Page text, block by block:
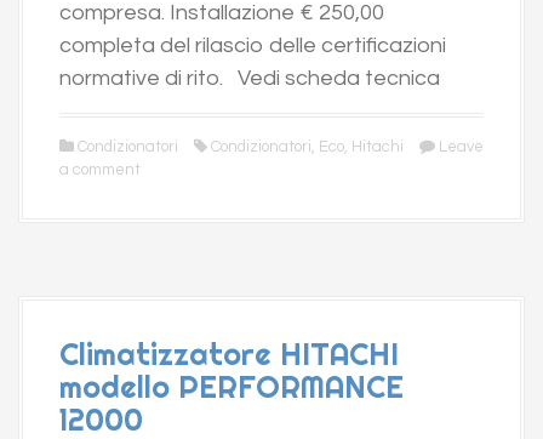
compresa. Installazione € 250,00
completa del rilascio delle certificazioni
normative di rito. Vedi scheda tecnica
Condizionatori Condizionatori, Eco, Hitachi
Leave
a comment
Climatizzatore HITACHI
modello PERFORMANCE
12000